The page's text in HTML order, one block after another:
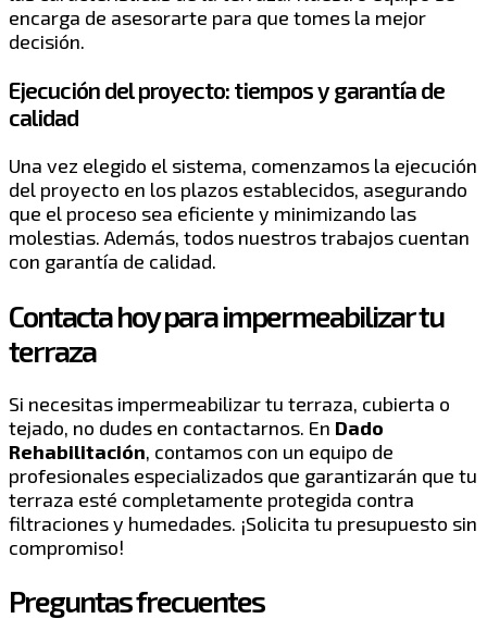
encarga de asesorarte para que tomes la mejor
decisión.
Ejecución del proyecto: tiempos y garantía de
calidad
Una vez elegido el sistema, comenzamos la ejecución
del proyecto en los plazos establecidos, asegurando
que el proceso sea eficiente y minimizando las
molestias. Además, todos nuestros trabajos cuentan
con garantía de calidad.
Contacta hoy para impermeabilizar tu
terraza
Si necesitas impermeabilizar tu terraza, cubierta o
tejado, no dudes en contactarnos. En Dado
Rehabilitación, contamos con un equipo de
profesionales especializados que garantizarán que tu
terraza esté completamente protegida contra
filtraciones y humedades. ¡Solicita tu presupuesto sin
compromiso!
Preguntas frecuentes